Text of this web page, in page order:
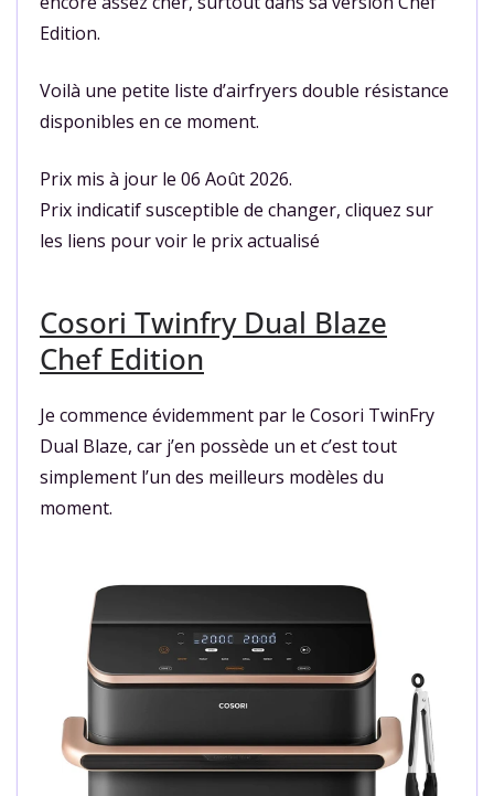
Edition.
Voilà une petite liste d’airfryers double résistance
disponibles en ce moment.
Prix mis à jour le 06 Août 2026.
Prix indicatif susceptible de changer, cliquez sur
les liens pour voir le prix actualisé
Cosori Twinfry Dual Blaze
Chef Edition
Je commence évidemment par le Cosori TwinFry
Dual Blaze, car j’en possède un et c’est tout
simplement l’un des meilleurs modèles du
moment.